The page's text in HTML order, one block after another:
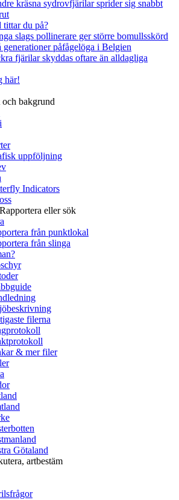
kräsna sydrovfjärilar sprider sig snabbt
tittar du på?
slags pollinerare ger större bomullsskörd
generationer påfågelöga i Belgien
fjärilar skyddas oftare än alldagliga
här!
bakgrund
uppföljning
Indicators
Rapportera eller sök
från punktlokal
från slinga
filerna
& mer filer
Götaland
artbestäm